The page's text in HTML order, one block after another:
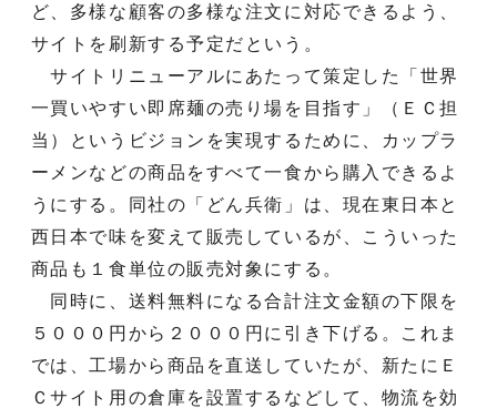
ど、多様な顧客の多様な注文に対応できるよう、
サイトを刷新する予定だという。
サイトリニューアルにあたって策定した「世界
一買いやすい即席麺の売り場を目指す」（ＥＣ担
当）というビジョンを実現するために、カップラ
ーメンなどの商品をすべて一食から購入できるよ
うにする。同社の「どん兵衛」は、現在東日本と
西日本で味を変えて販売しているが、こういった
商品も１食単位の販売対象にする。
同時に、送料無料になる合計注文金額の下限を
５０００円から２０００円に引き下げる。これま
では、工場から商品を直送していたが、新たにＥ
Ｃサイト用の倉庫を設置するなどして、物流を効